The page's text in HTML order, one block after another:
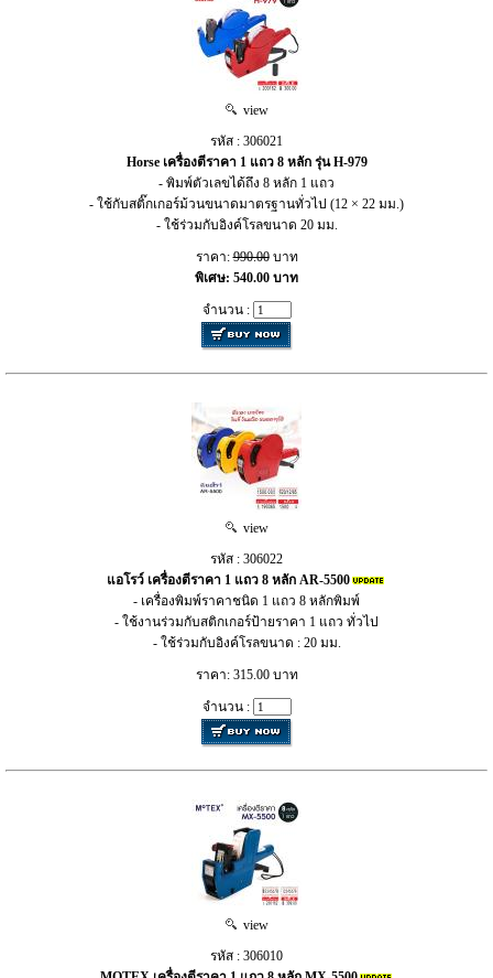
view
รหัส : 306021
Horse เครื่องตีราคา 1 แถว 8 หลัก รุ่น H-979
- พิมพ์ตัวเลขได้ถึง 8 หลัก 1 แถว
- ใช้กับสติ๊กเกอร์ม้วนขนาดมาตรฐานทั่วไป (12 × 22 มม.)
- ใช้ร่วมกับอิงค์โรลขนาด 20 มม.
ราคา:990.00บาท
พิเศษ: 540.00 บาท
จำนวน :
view
รหัส : 306022
แอโรว์ เครื่องตีราคา 1 แถว 8 หลัก AR-5500
- เครื่องพิมพ์ราคาชนิด 1 แถว 8 หลักพิมพ์
- ใช้งานร่วมกับสติกเกอร์ป้ายราคา 1 แถว ทั่วไป
- ใช้ร่วมกับอิงค์โรลขนาด : 20 มม.
ราคา: 315.00 บาท
จำนวน :
view
รหัส : 306010